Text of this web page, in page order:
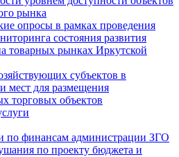
рынка
опросы в рамках проведения
состояния развития
товарных рынках Иркутской
субъектов в
мест для размещения
торговых объектов
по финансам администрации ЗГО
по проекту бюджета и